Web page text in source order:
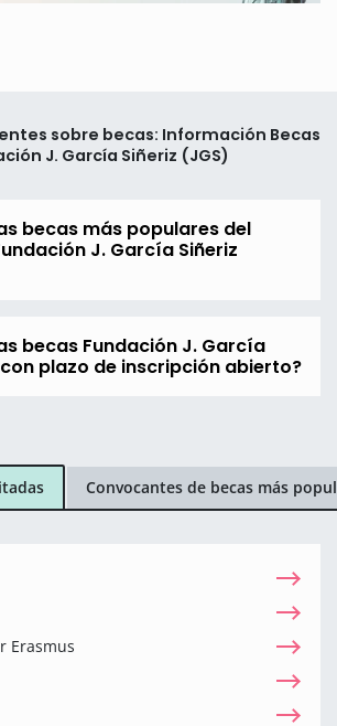
sobre becas: Información Becas
J. García Siñeriz (JGS)
becas más populares del
J. García Siñeriz
becas Fundación J. García
plazo de inscripción abierto?
Convocantes de becas más
Erasmus